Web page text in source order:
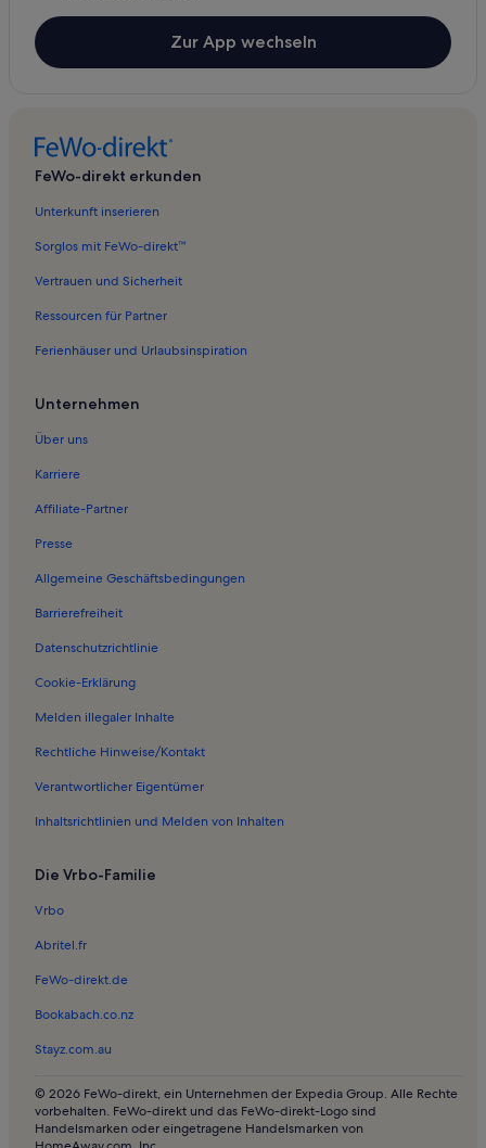
Zur App wechseln
FeWo-direkt erkunden
Unterkunft inserieren
Sorglos mit FeWo-direkt™
Vertrauen und Sicherheit
Ressourcen für Partner
Ferienhäuser und Urlaubsinspiration
Unternehmen
Über uns
Karriere
Affiliate-Partner
Presse
Allgemeine Geschäftsbedingungen
Barrierefreiheit
Datenschutzrichtlinie
Cookie-Erklärung
Melden illegaler Inhalte
Rechtliche Hinweise/Kontakt
Verantwortlicher Eigentümer
Inhaltsrichtlinien und Melden von Inhalten
Die Vrbo-Familie
Vrbo
Abritel.fr
FeWo-direkt.de
Bookabach.co.nz
Stayz.com.au
© 2026 FeWo-direkt, ein Unternehmen der Expedia Group. Alle Rechte
vorbehalten. FeWo-direkt und das FeWo-direkt-Logo sind
Handelsmarken oder eingetragene Handelsmarken von